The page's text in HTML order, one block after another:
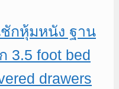
กหุ้มหนัง ฐาน
3.5 foot bed
drawers